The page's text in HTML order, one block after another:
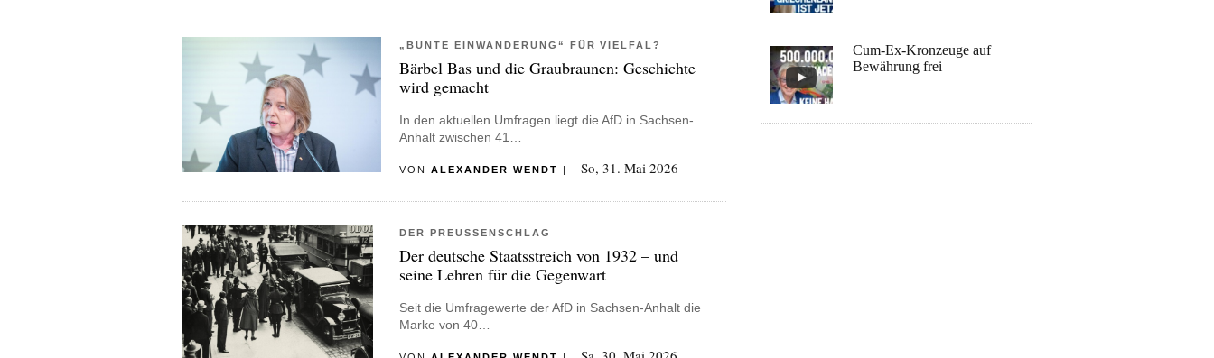
„BUNTE EINWANDERUNG“ FÜR VIELFAL?
Bärbel Bas und die Graubraunen: Geschichte
wird gemacht
In den aktuellen Umfragen liegt die AfD in Sachsen-
Anhalt zwischen 41…
VON ALEXANDER WENDT | So, 31. Mai 2026
DER PREUSSENSCHLAG
Der deutsche Staatsstreich von 1932 – und
seine Lehren für die Gegenwart
Seit die Umfragewerte der AfD in Sachsen-Anhalt die
Marke von 40…
Cum-Ex-Kronzeuge auf
Bewährung frei